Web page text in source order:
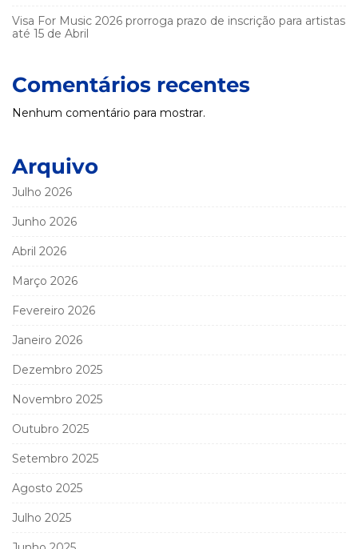
Visa For Music 2026 prorroga prazo de inscrição para artistas
até 15 de Abril
Comentários recentes
Nenhum comentário para mostrar.
Arquivo
Julho 2026
Junho 2026
Abril 2026
Março 2026
Fevereiro 2026
Janeiro 2026
Dezembro 2025
Novembro 2025
Outubro 2025
Setembro 2025
Agosto 2025
Julho 2025